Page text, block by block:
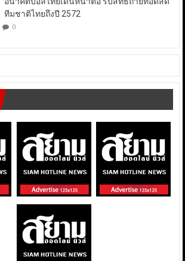
ทีมชาติไทยถึงปี 2572
0